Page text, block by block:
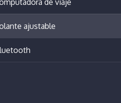
de viaje
ajustable